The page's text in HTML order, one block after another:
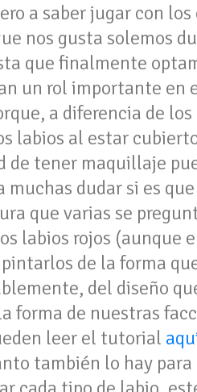
a saber jugar con
nos gusta solemos
que finalmente
un rol importante en
a diferencia de los
labios al estar
de tener maquillaje
dudar si es
que varias se
labios rojos (aunque
de la forma
del diseño
forma de nuestras
leer el tutorial
también lo hay